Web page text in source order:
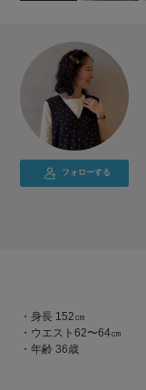
フォローする
・身長 152㎝
・ウエスト62〜64㎝
・年齢 36歳